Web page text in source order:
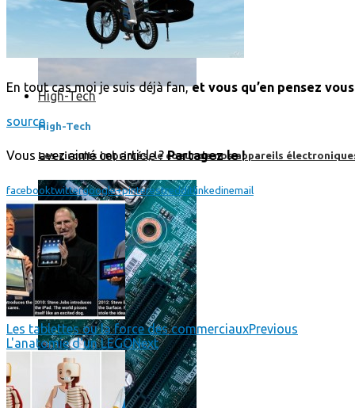
High-Tech
High-Tech
Les circuits imprimés, le coeur de nos appareils
En tout cas moi je suis déjà fan,et vous qu’en pensez vous
source
Vous avez aimé cet article ?Partagez le !
facebooktwittergoogle+pinterestredditlinkedinemail
Les tablettes ou la force des commerciauxPrevious
L'anatomie d'un LEGONext